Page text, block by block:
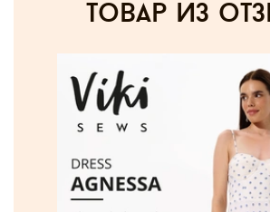
товар из